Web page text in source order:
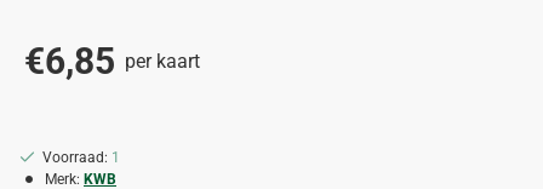
€6,85 per kaart
Voorraad: 1
Merk: KWB